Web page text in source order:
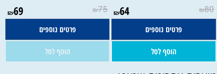
₪80
₪64
פרטים נוספים
הוסף לסל
₪75
₪69
פרטים נוספים
הוסף לסל